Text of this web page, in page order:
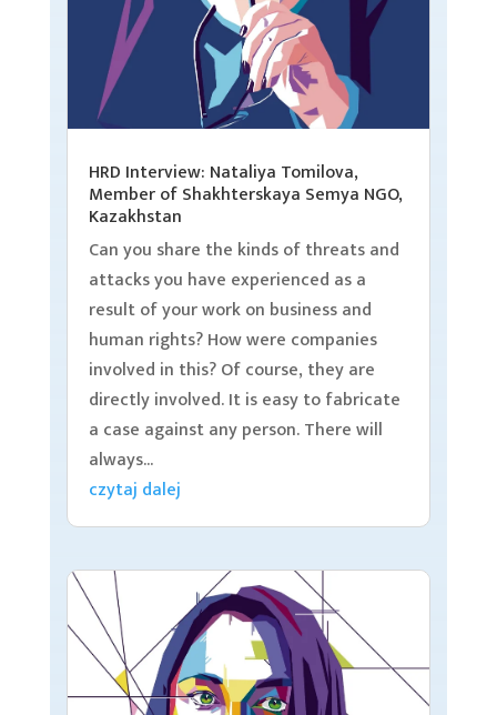
HRD Interview: Nataliya Tomilova,
Member of Shakhterskaya Semya NGO,
Kazakhstan
Can you share the kinds of threats and
attacks you have experienced as a
result of your work on business and
human rights? How were companies
involved in this? Of course, they are
directly involved. It is easy to fabricate
a case against any person. There will
always...
czytaj dalej